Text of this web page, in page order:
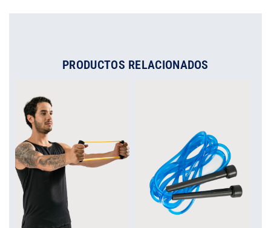
PRODUCTOS RELACIONADOS